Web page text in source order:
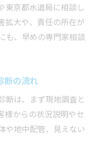
東京都水道局に相談し
拡大や、責任の所在が
も、早めの専門家相談
断の流れ
断は、まず現地調査と
様からの状況説明やセ
や地中配管、見えない